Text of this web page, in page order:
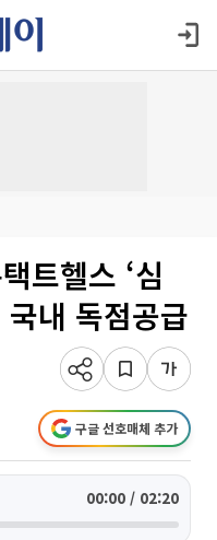
트헬스 ‘심
내 독점공급
구글 선호매체 추가
00:00 / 02:20